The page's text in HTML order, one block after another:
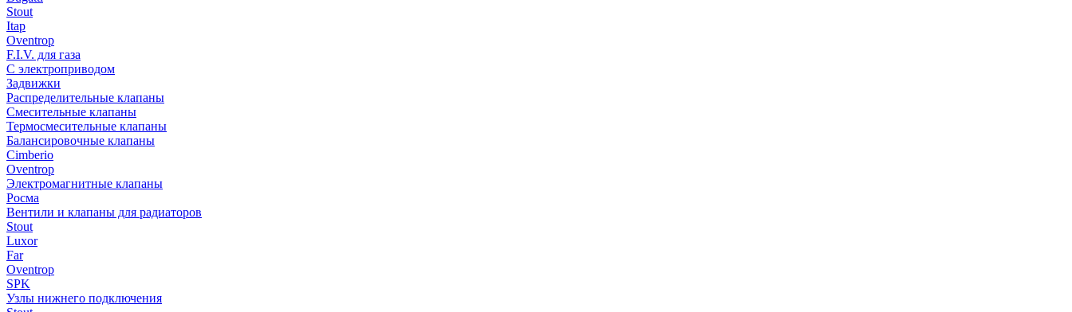
Stout
Itap
Oventrop
F.I.V. для газа
С электроприводом
Задвижки
Распределительные клапаны
Cмесительные клапаны
Термосмесительные клапаны
Балансировочные клапаны
Cimberio
Oventrop
Электромагнитные клапаны
Росма
Вентили и клапаны для радиаторов
Stout
Luxor
Far
Oventrop
SPK
Узлы нижнего подключения